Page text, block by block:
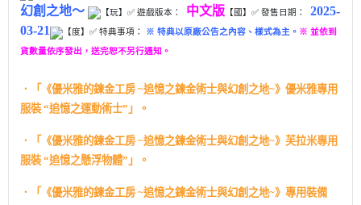
幻創之地～
【玩】 ✅ 遊戲版本： 中文版 【國】✅ 發售日期： 2025-
03-21
【度】✅ 特典事項： ※ 特典以原廠公告之內容、樣式為主。 ※ 並依到
貨數量依序發出，送完恕不另行通知。
．「《優米雅的鍊金工房 ~追憶之鍊金術士與幻創之地~》優米雅專用
服裝 “追憶之運動術士”」。
．「《優米雅的鍊金工房 ~追憶之鍊金術士與幻創之地~》芙拉米專用
服裝 “追憶之懸浮物體”」。
．「《優米雅的鍊金工房 ~追憶之鍊金術士與幻創之地~》專用裝備